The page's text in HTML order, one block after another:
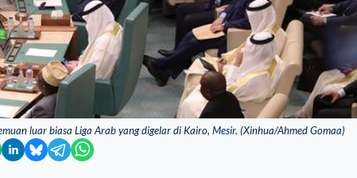
luar biasa Liga Arab yang digelar di Kairo, Mesir. (Xinhua/Ahmed Gomaa)